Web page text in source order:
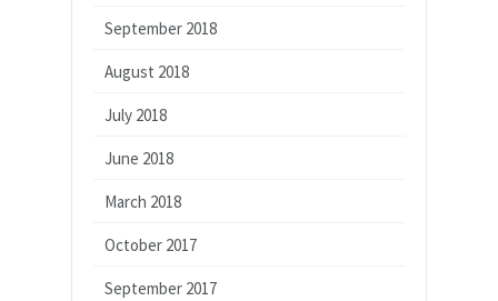
September 2018
August 2018
July 2018
June 2018
March 2018
October 2017
September 2017